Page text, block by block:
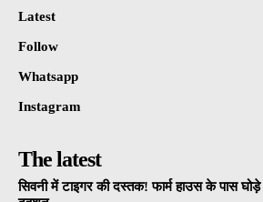
Latest
Follow
Whatsapp
Instagram
The latest
सिवनी में टाइगर की दस्तक! फार्म हाउस के पास